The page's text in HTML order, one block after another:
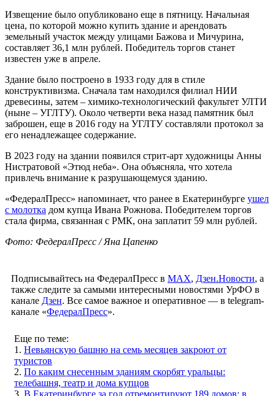
Извещение было опубликовано еще в пятницу. Начальная
цена, по которой можно купить здание и арендовать
земельный участок между улицами Бажова и Мичурина,
составляет 36,1 млн рублей. Победитель торгов станет
известен уже в апреле.
Здание было построено в 1933 году для в стиле
конструктивизма. Сначала там находился филиал НИИ
древесины, затем – химико-технологический факультет УЛТИ
(ныне – УГЛТУ). Около четверти века назад памятник был
заброшен, еще в 2016 году на УГЛТУ составляли протокол за
его ненадлежащее содержание.
В 2023 году на здании появился стрит-арт художницы Анны
Нистратовой «Этюд неба». Она объясняла, что хотела
привлечь внимание к разрушающемуся зданию.
«ФедералПресс» напоминает, что ранее в Екатеринбурге ушел
с молотка дом купца Ивана Рожнова. Победителем торгов
стала фирма, связанная с РМК, она заплатит 59 млн рублей.
Фото: ФедералПресс / Яна Цапенко
Подписывайтесь на ФедералПресс в МАХ, Дзен.Новости, а
также следите за самыми интересными новостями УрФО в
канале Дзен. Все самое важное и оперативное — в telegram-
канале «ФедералПресс».
Еще по теме:
1. Невьянскую башню на семь месяцев закроют от
туристов
2. По каким снесенным зданиям скорбят уральцы:
телебашня, театр и дома купцов
3. В Екатеринбурге за год отремонтируют 189 домов: в